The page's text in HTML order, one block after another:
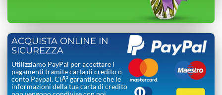
ACQUISTA ONLINE IN
SICUREZZA
Utilizziamo PayPal per accettare i
pagamenti tramite carta di credito o
conto Paypal. CiÃ² garantisce che le
informazioni della tua carta di credito